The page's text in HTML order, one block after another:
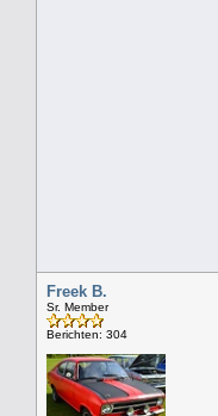
Freek B.
Sr. Member
Berichten: 304